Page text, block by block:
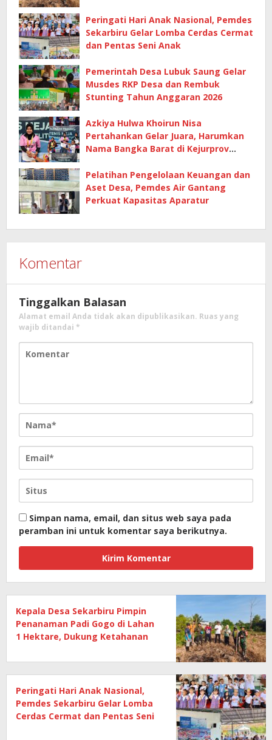
Peringati Hari Anak Nasional, Pemdes
Sekarbiru Gelar Lomba Cerdas Cermat
dan Pentas Seni Anak
Pemerintah Desa Lubuk Saung Gelar
Musdes RKP Desa dan Rembuk
Stunting Tahun Anggaran 2026
Azkiya Hulwa Khoirun Nisa
Pertahankan Gelar Juara, Harumkan
Nama Bangka Barat di Kejurprov
Pelatihan Pengelolaan Keuangan dan
Aset Desa, Pemdes Air Gantang
Perkuat Kapasitas Aparatur
Komentar
Tinggalkan Balasan
Alamat email Anda tidak akan dipublikasikan. Ruas yang
wajib ditandai *
Simpan nama, email, dan situs web saya pada
peramban ini untuk komentar saya berikutnya.
Kepala Desa Sekarbiru Pimpin
Penanaman Padi Gogo di Lahan
1 Hektare, Dukung Ketahanan
Peringati Hari Anak Nasional,
Pemdes Sekarbiru Gelar Lomba
Cerdas Cermat dan Pentas Seni